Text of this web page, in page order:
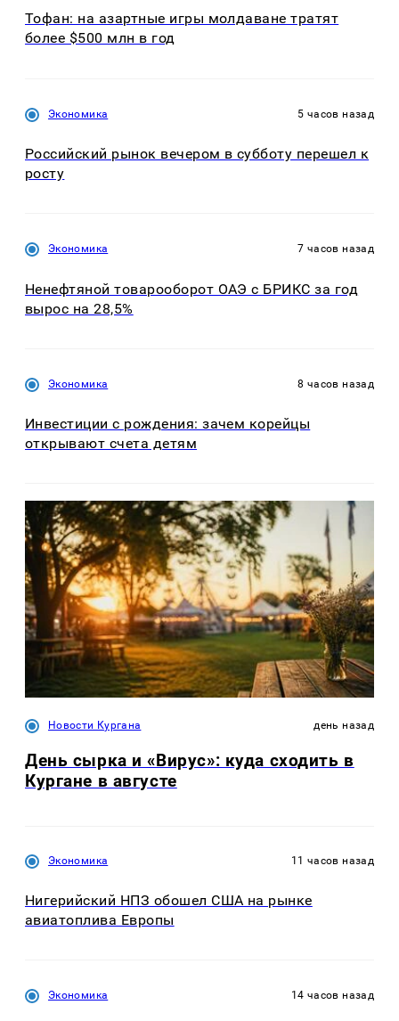
Тофан: на азартные игры молдаване тратят
более $500 млн в год
Экономика 5 часов назад
Российский рынок вечером в субботу перешел к
росту
Экономика 7 часов назад
Ненефтяной товарооборот ОАЭ с БРИКС за год
вырос на 28,5%
Экономика 8 часов назад
Инвестиции с рождения: зачем корейцы
открывают счета детям
Новости Кургана день назад
День сырка и «Вирус»: куда сходить в
Кургане в августе
Экономика 11 часов назад
Нигерийский НПЗ обошел США на рынке
авиатоплива Европы
Экономика 14 часов назад